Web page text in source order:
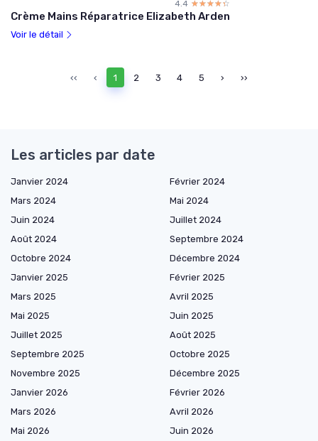
4.4 ☆☆☆☆☆
★★★★★
Crème Mains Réparatrice Elizabeth Arden
Voir le détail
‹‹ ‹ 1 2 3 4 5 › ››
Les articles par date
Janvier 2024
Février 2024
Mars 2024
Mai 2024
Juin 2024
Juillet 2024
Août 2024
Septembre 2024
Octobre 2024
Décembre 2024
Janvier 2025
Février 2025
Mars 2025
Avril 2025
Mai 2025
Juin 2025
Juillet 2025
Août 2025
Septembre 2025
Octobre 2025
Novembre 2025
Décembre 2025
Janvier 2026
Février 2026
Mars 2026
Avril 2026
Mai 2026
Juin 2026